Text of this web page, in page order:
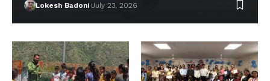
Lokesh Badoni July 23, 2026